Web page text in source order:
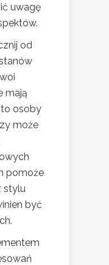
uwagę
od
mają
to osoby
może
pomoże
stylu
być